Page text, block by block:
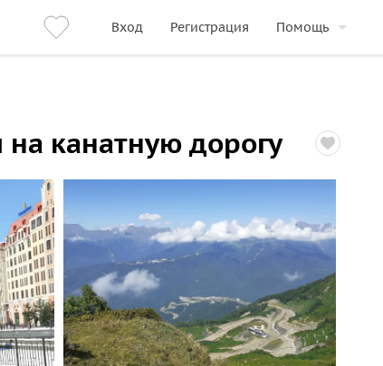
Вход Регистрация Помощь
канатную дорогу